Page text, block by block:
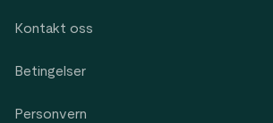
Kontakt oss
Betingelser
Personvern